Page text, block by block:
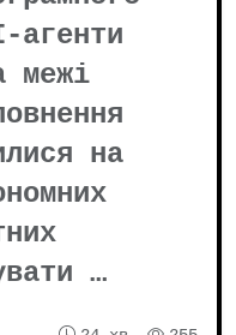
агенти
межі
на
…